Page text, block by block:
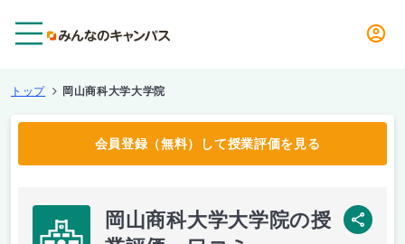
トップ 岡山商科大学大学院
会員登録（無料）して授業評価を見る
岡山商科大学大学院の授
SNS